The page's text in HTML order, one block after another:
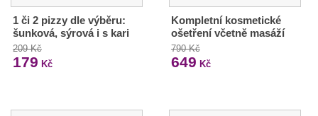
1 či 2 pizzy dle výběru:
šunková, sýrová i s kari
209 Kč
179 Kč
Kompletní kosmetické
ošetření včetně masáží
790 Kč
649 Kč